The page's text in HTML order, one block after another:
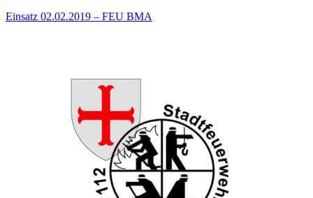
Einsatz 02.02.2019 – FEU BMA